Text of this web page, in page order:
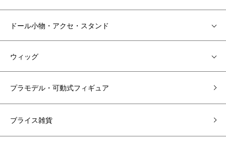
ドール小物・アクセ・スタンド
ウィッグ
プラモデル・可動式フィギュア
ブライス雑貨